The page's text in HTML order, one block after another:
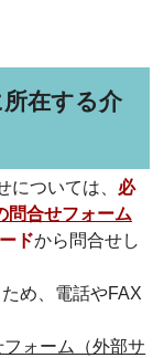
在する介
については、 必
問合せフォーム
ドから問合せし
め、電話やFAX
ォーム（外部サ